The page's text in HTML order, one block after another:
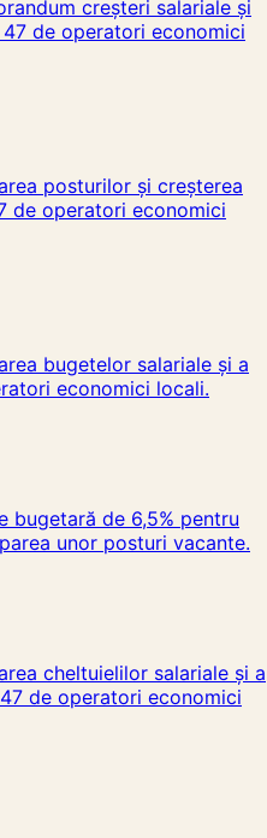
creșteri salariale și
de operatori economici
posturilor și creșterea
de operatori economici
bugetelor salariale și a
economici locali.
bugetară de 6,5% pentru
unor posturi vacante.
cheltuielilor salariale și a
de operatori economici